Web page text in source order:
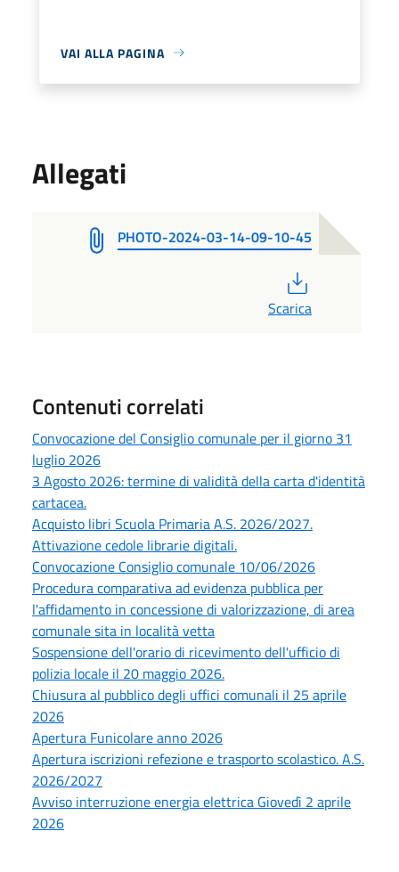
VAI ALLA PAGINA
Allegati
PHOTO-2024-03-14-09-10-45
Scarica
Contenuti correlati
Convocazione del Consiglio comunale per il giorno 31
luglio 2026
3 Agosto 2026: termine di validità della carta d'identità
cartacea.
Acquisto libri Scuola Primaria A.S. 2026/2027.
Attivazione cedole librarie digitali.
Convocazione Consiglio comunale 10/06/2026
Procedura comparativa ad evidenza pubblica per
l'affidamento in concessione di valorizzazione, di area
comunale sita in località vetta
Sospensione dell'orario di ricevimento dell'ufficio di
polizia locale il 20 maggio 2026.
Chiusura al pubblico degli uffici comunali il 25 aprile
2026
Apertura Funicolare anno 2026
Apertura iscrizioni refezione e trasporto scolastico. A.S.
2026/2027
Avviso interruzione energia elettrica Giovedì 2 aprile
2026